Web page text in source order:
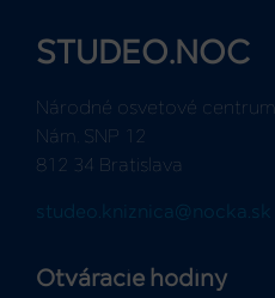
STUDEO.NOC
Národné osvetové centrum
Nám. SNP 12
812 34 Bratislava
studeo.kniznica@nocka.sk
Otváracie hodiny